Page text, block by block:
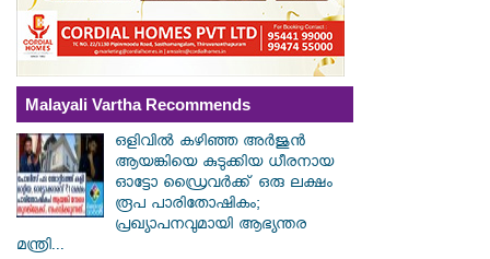
Malayali Vartha Recommends
ഒളിവിൽ കഴിഞ്ഞ അർജുൻ
ആയങ്കിയെ കുടുക്കിയ ധീരനായ
ഓട്ടോ ഡ്രൈവർക്ക് ഒരു ലക്ഷം
രൂപ പാരിതോഷികം;
പ്രഖ്യാപനവുമായി ആഭ്യന്തര
മന്ത്രി...